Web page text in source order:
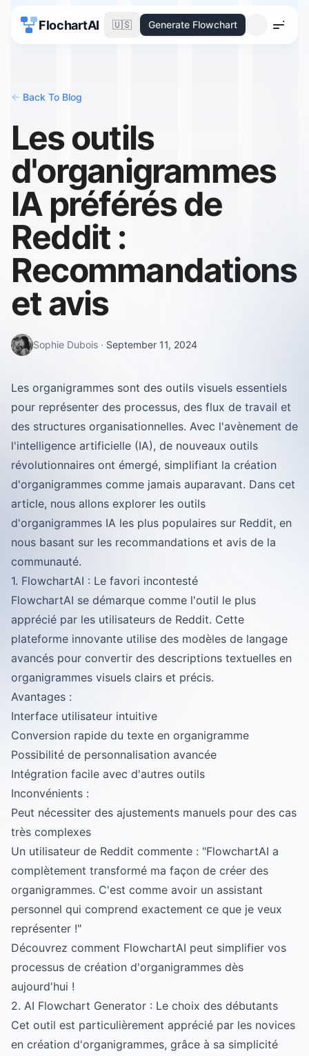
FlochartAI 🇺🇸 Generate Flowchart
Menu
<- Back To Blog
Les outils
d'organigrammes
IA préférés de
Reddit :
Recommandations
et avis
Sophie Dubois · September 11, 2024
Les organigrammes sont des outils visuels essentiels
pour représenter des processus, des flux de travail et
des structures organisationnelles. Avec l'avènement de
l'intelligence artificielle (IA), de nouveaux outils
révolutionnaires ont émergé, simplifiant la création
d'organigrammes comme jamais auparavant. Dans cet
article, nous allons explorer les outils
d'organigrammes IA les plus populaires sur Reddit, en
nous basant sur les recommandations et avis de la
communauté.
1. FlowchartAI : Le favori incontesté
FlowchartAI se démarque comme l'outil le plus
apprécié par les utilisateurs de Reddit. Cette
plateforme innovante utilise des modèles de langage
avancés pour convertir des descriptions textuelles en
organigrammes visuels clairs et précis.
Avantages :
Interface utilisateur intuitive
Conversion rapide du texte en organigramme
Possibilité de personnalisation avancée
Intégration facile avec d'autres outils
Inconvénients :
Peut nécessiter des ajustements manuels pour des cas
très complexes
Un utilisateur de Reddit commente : "FlowchartAI a
complètement transformé ma façon de créer des
organigrammes. C'est comme avoir un assistant
personnel qui comprend exactement ce que je veux
représenter !"
Découvrez comment FlowchartAI peut simplifier vos
processus de création d'organigrammes dès
aujourd'hui !
2. AI Flowchart Generator : Le choix des débutants
Cet outil est particulièrement apprécié par les novices
en création d'organigrammes, grâce à sa simplicité